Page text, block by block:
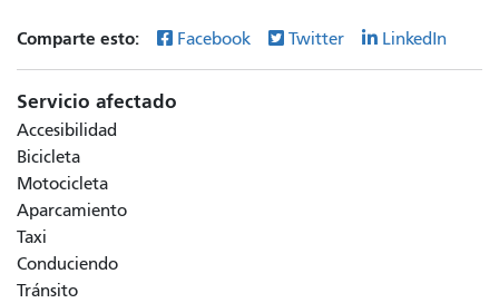
Comparte esto: Facebook Twitter LinkedIn
Servicio afectado
Accesibilidad
Bicicleta
Motocicleta
Aparcamiento
Taxi
Conduciendo
Tránsito